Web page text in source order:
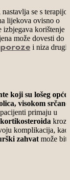
se s
lijekova ovisno o
izbjegava korištenje
može dovesti do
i niza
koji su lošeg
visokom
primaju u
kroz
komplikacija, kao
zahvat može biti